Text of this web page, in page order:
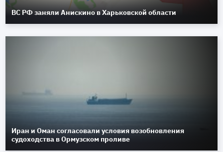
ВС РФ заняли Анискино в Харьковской области
Иран и Оман согласовали условия возобновления
судоходства в Ормузском проливе